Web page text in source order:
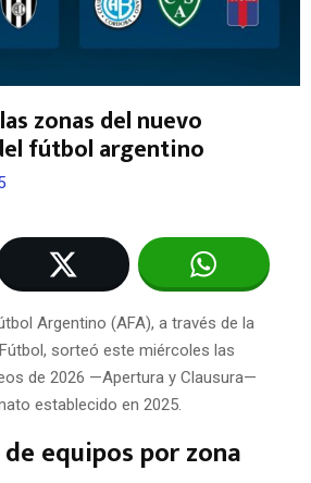
zonas del nuevo
fútbol argentino
Argentino (AFA), a través de la
sorteó este miércoles las
de 2026 —Apertura y Clausura—
establecido en 2025.
equipos por zona